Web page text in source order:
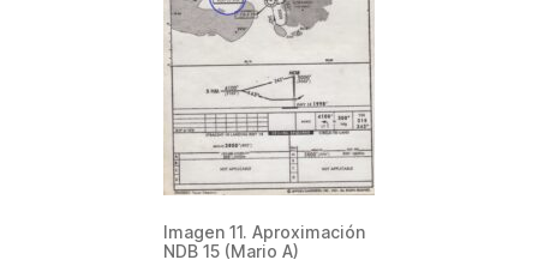
Imagen 11. Aproximación
NDB 15 (Mario A)